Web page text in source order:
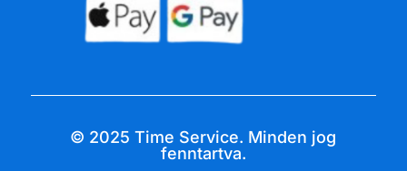
© 2025 Time Service. Minden jog
fenntartva.